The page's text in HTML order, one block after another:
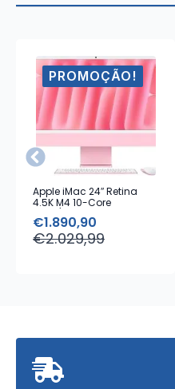
PROMOÇÃO!
Apple iMac 24″ Retina
4.5K M4 10-Core
€2.029,99
O
€1.890,90
O